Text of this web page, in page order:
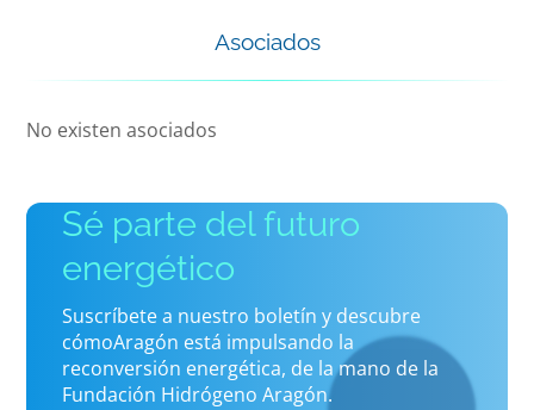
Asociados
No existen asociados
Sé parte del futuro
energético
Suscríbete a nuestro boletín y descubre
cómoAragón está impulsando la
reconversión energética, de la mano de la
Fundación Hidrógeno Aragón.